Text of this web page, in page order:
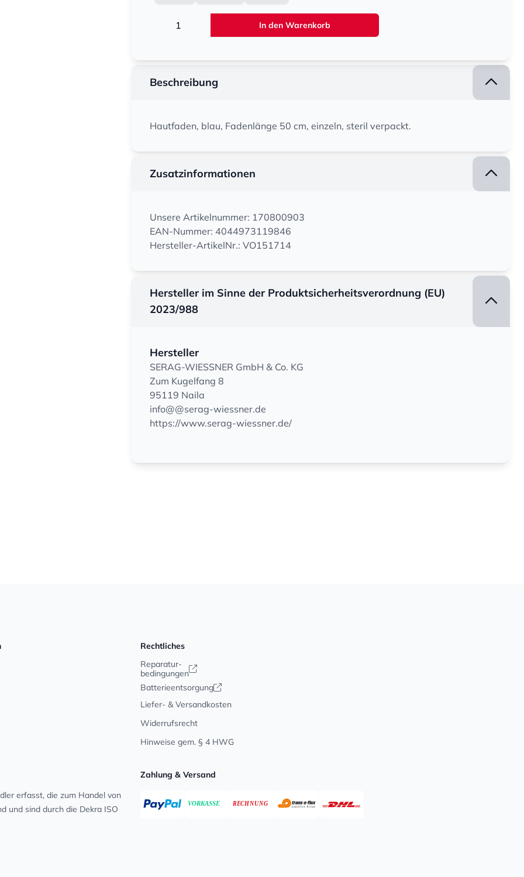
In den Warenkorb
Beschreibung
Hautfaden, blau, Fadenlänge 50 cm, einzeln, steril verpackt.
Zusatzinformationen
Unsere Artikelnummer: 170800903
EAN-Nummer: 4044973119846
Hersteller-ArtikelNr.: VO151714
Hersteller im Sinne der Produktsicherheitsverordnung (EU)
2023/988
Hersteller
SERAG-WIESSNER GmbH & Co. KG
Zum Kugelfang 8
95119 Naila
info@@serag-wiessner.de
https://www.serag-wiessner.de/
Rechtliches
Reparatur-
bedingungen
Batterieentsorgung
Liefer- & Versandkosten
Widerrufsrecht
Hinweise gem. § 4 HWG
erfasst, die zum Handel von
und sind durch die Dekra ISO
Zahlung & Versand